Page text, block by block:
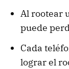
Al rootear
puede
Cada
lograr el